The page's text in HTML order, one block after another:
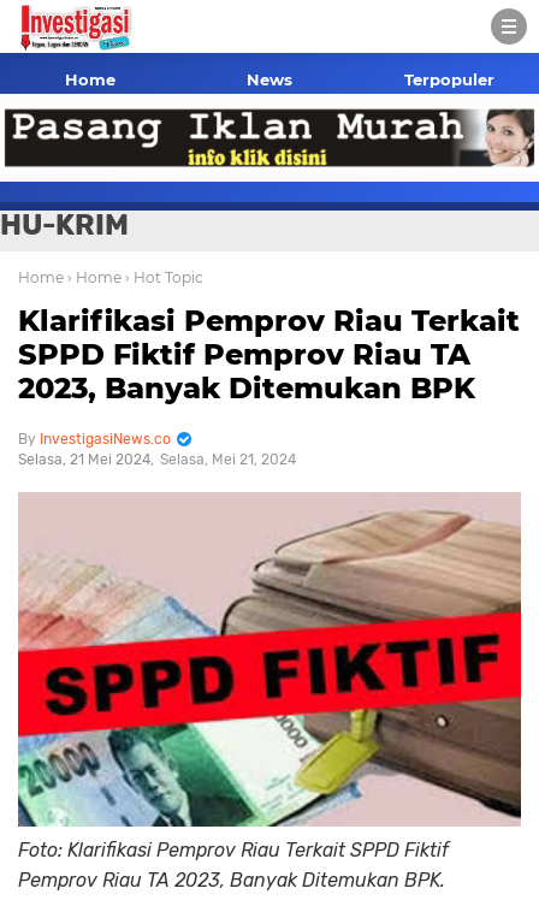
Home News Terpopuler
HU-KRIM
Home › Home › Hot Topic
Klarifikasi Pemprov Riau Terkait
SPPD Fiktif Pemprov Riau TA
2023, Banyak Ditemukan BPK
InvestigasiNews.co
Selasa, 21 Mei 2024 Selasa, Mei 21, 2024
Foto: Klarifikasi Pemprov Riau Terkait SPPD Fiktif
Pemprov Riau TA 2023, Banyak Ditemukan BPK.